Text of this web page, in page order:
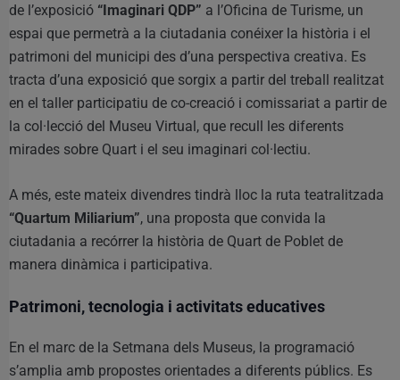
de l’exposició “Imaginari QDP” a l’Oficina de Turisme, un
espai que permetrà a la ciutadania conéixer la història i el
patrimoni del municipi des d’una perspectiva creativa. Es
tracta d’una exposició que sorgix a partir del treball realitzat
en el taller participatiu de co-creació i comissariat a partir de
la col·lecció del Museu Virtual, que recull les diferents
mirades sobre Quart i el seu imaginari col·lectiu.
A més, este mateix divendres tindrà lloc la ruta teatralitzada
“Quartum Miliarium”, una proposta que convida la
ciutadania a recórrer la història de Quart de Poblet de
manera dinàmica i participativa.
Patrimoni, tecnologia i activitats educatives
En el marc de la Setmana dels Museus, la programació
s’amplia amb propostes orientades a diferents públics. Es